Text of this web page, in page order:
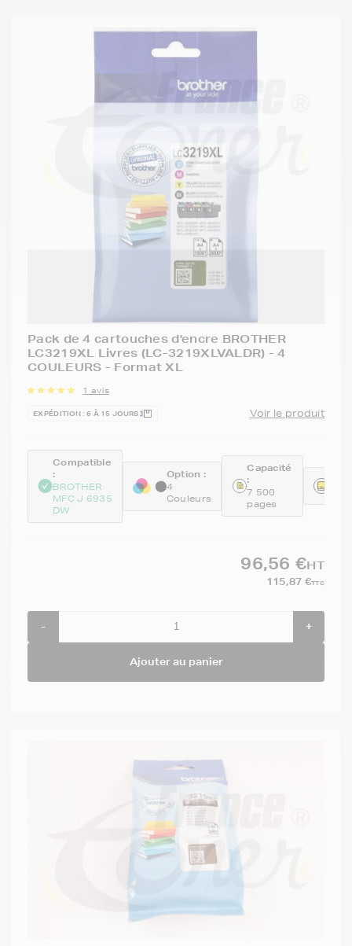
Pack de 4 cartouches d'encre BROTHER
LC3219XL Livres (LC-3219XLVALDR) - 4
COULEURS - Format XL
1 avis
EXPÉDITION : 6 À 15 JOURS Voir le produit
Compatible
:
BROTHER
MFC J 6935
DW
Option :
4
Couleurs
Capacité
:
7 500
pages
96,56 €HT
115,87 €TTC
- +
Ajouter au panier